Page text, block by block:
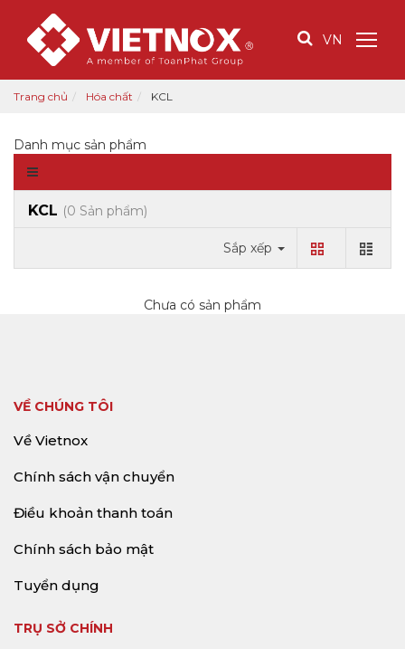
VN
Trang chủ Hóa chất KCL
Danh mục sản phẩm
KCL (0 Sản phẩm)
Sắp xếp
Chưa có sản phẩm
VỀ CHÚNG TÔI
Về Vietnox
Chính sách vận chuyển
Điều khoản thanh toán
Chính sách bảo mật
Tuyển dụng
TRỤ SỞ CHÍNH